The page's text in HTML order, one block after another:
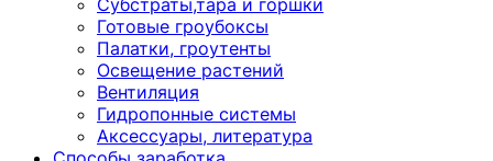
Субстраты,тара и горшки
Готовые гроубоксы
Палатки, гроутенты
Освещение растений
Вентиляция
Гидропонные системы
Аксессуары, литература